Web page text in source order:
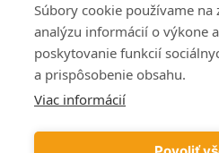
Počítače
Podvody
Tipy
Súbory cookie používame na
analýzu informácií o výkone
poskytovanie funkcií
a prispôsobenie obsahu.
Viac informácií